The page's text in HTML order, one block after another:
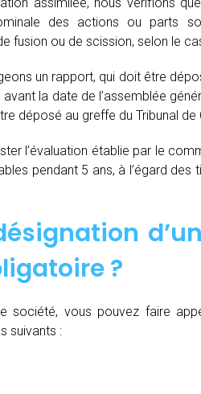
des actions ou parts
fusion ou de scission, selon le
un rapport, qui doit être
la date de l’assemblée
déposé au greffe du Tribunal
l’évaluation établie par le
pendant 5 ans, à l’égard des
?
société, vous pouvez faire
suivants :